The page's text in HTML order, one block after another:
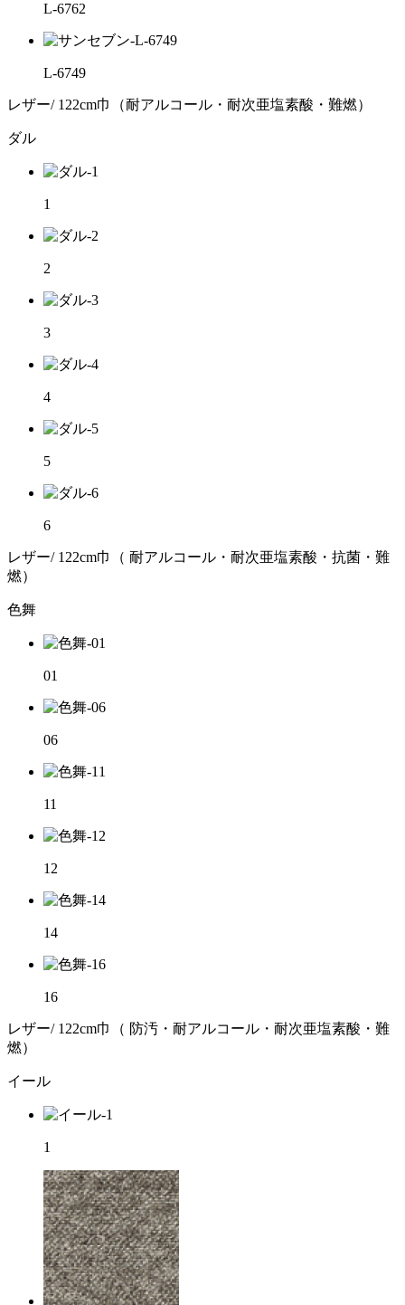
L-6762
L-6749
レザー/ 122cm巾（耐アルコール・耐次亜塩素酸・難燃）
ダル
1
2
3
4
5
6
レザー/ 122cm巾（ 耐アルコール・耐次亜塩素酸・抗菌・難
燃）
色舞
01
06
11
12
14
16
レザー/ 122cm巾（ 防汚・耐アルコール・耐次亜塩素酸・難
燃）
イール
1